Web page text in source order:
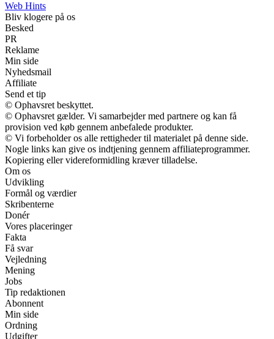
Web Hints
Bliv klogere på os
Besked
PR
Reklame
Min side
Nyhedsmail
Affiliate
Send et tip
© Ophavsret beskyttet.
© Ophavsret gælder. Vi samarbejder med partnere og kan få
provision ved køb gennem anbefalede produkter.
© Vi forbeholder os alle rettigheder til materialet på denne side.
Nogle links kan give os indtjening gennem affiliateprogrammer.
Kopiering eller videreformidling kræver tilladelse.
Om os
Udvikling
Formål og værdier
Skribenterne
Donér
Vores placeringer
Fakta
Få svar
Vejledning
Mening
Jobs
Tip redaktionen
Abonnent
Min side
Ordning
Udgifter